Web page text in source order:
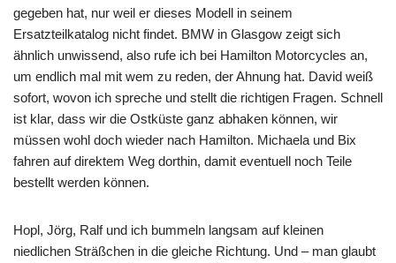
gegeben hat, nur weil er dieses Modell in seinem
Ersatzteilkatalog nicht findet. BMW in Glasgow zeigt sich
ähnlich unwissend, also rufe ich bei Hamilton Motorcycles an,
um endlich mal mit wem zu reden, der Ahnung hat. David weiß
sofort, wovon ich spreche und stellt die richtigen Fragen. Schnell
ist klar, dass wir die Ostküste ganz abhaken können, wir
müssen wohl doch wieder nach Hamilton. Michaela und Bix
fahren auf direktem Weg dorthin, damit eventuell noch Teile
bestellt werden können.
Hopl, Jörg, Ralf und ich bummeln langsam auf kleinen
niedlichen Sträßchen in die gleiche Richtung. Und – man glaubt